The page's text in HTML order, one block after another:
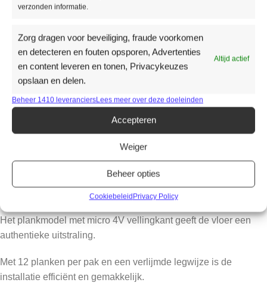
verzonden informatie.
Zorg dragen voor beveiliging, fraude voorkomen
en detecteren en fouten opsporen, Advertenties
en content leveren en tonen, Privacykeuzes
opslaan en delen.
Altijd actief
Beheer 1410 leveranciersLees meer over deze doeleinden
Accepteren
Weiger
Beheer opties
CookiebeleidPrivacy Policy
Productomschrijving
perfect passen bij jouw project.
Met een slipweerstand van R10 en een zeer slijtvaste
constructie zorgt deze vloer voor veiligheid en een lange
levensduur.
Met afmetingen van 121,9 cm lengte, 22,8 cm breedte en een
dikte van 2,5 mm, biedt deze vloer een ruime dekking voor
De toplaagdikte van 0,55 mm zorgt voor extra bescherming en
maakt de vloer bestand tegen dagelijkse slijtage.
Het plankmodel met micro 4V vellingkant geeft de vloer een
authentieke uitstraling.
Met 12 planken per pak en een verlijmde legwijze is de
installatie efficiënt en gemakkelijk.